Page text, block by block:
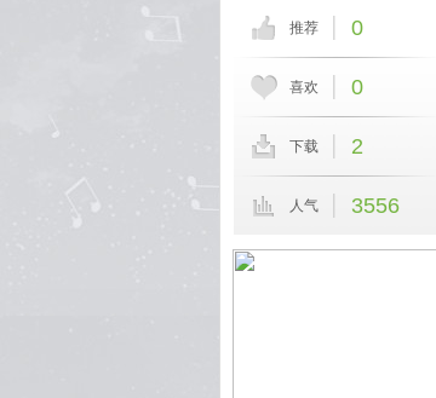
推荐 0
喜欢 0
下载 2
人气 3556